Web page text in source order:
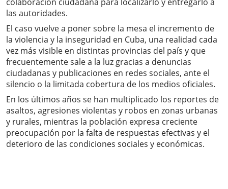
las autoridades.
El caso vuelve a poner sobre la mesa el incremento de
la violencia y la inseguridad en Cuba, una realidad cada
vez más visible en distintas provincias del país y que
frecuentemente sale a la luz gracias a denuncias
ciudadanas y publicaciones en redes sociales, ante el
silencio o la limitada cobertura de los medios oficiales.
En los últimos años se han multiplicado los reportes de
asaltos, agresiones violentas y robos en zonas urbanas
y rurales, mientras la población expresa creciente
preocupación por la falta de respuestas efectivas y el
deterioro de las condiciones sociales y económicas.